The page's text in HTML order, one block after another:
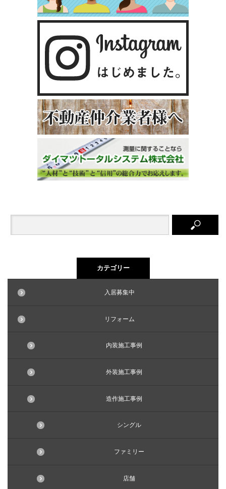
カテゴリー
入居募集中
リフォーム
内装施工事例
外装施工事例
造作施工事例
シングル
ファミリー
店舗